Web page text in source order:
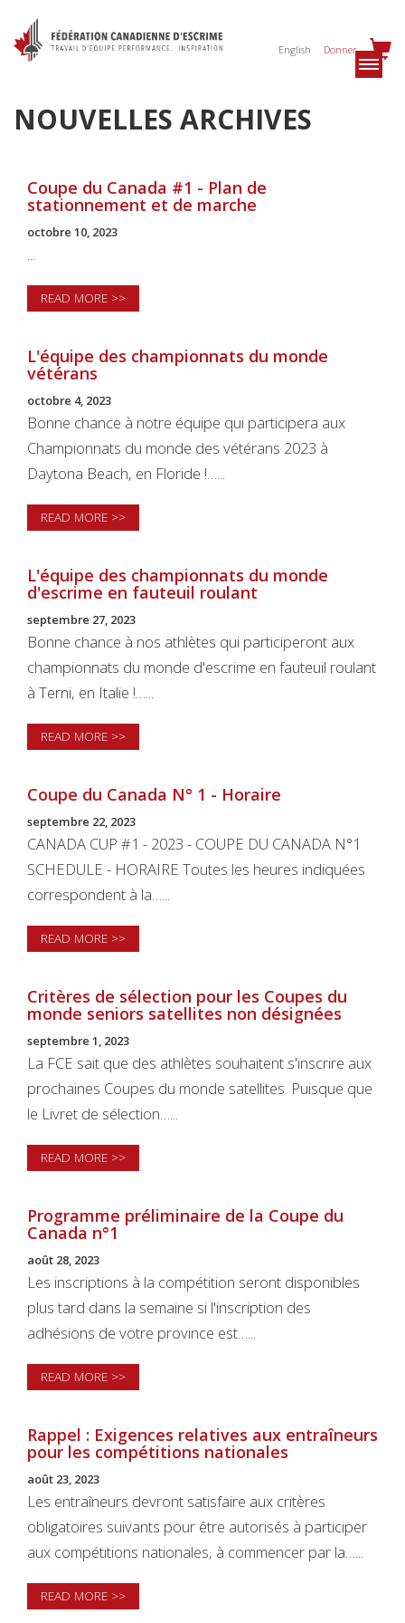
English Donner
NOUVELLES ARCHIVES
Coupe du Canada #1 - Plan de
stationnement et de marche
octobre 10, 2023
...
READ MORE >>
L'équipe des championnats du monde
vétérans
octobre 4, 2023
Bonne chance à notre équipe qui participera aux
Championnats du monde des vétérans 2023 à
Daytona Beach, en Floride !…...
READ MORE >>
L'équipe des championnats du monde
d'escrime en fauteuil roulant
septembre 27, 2023
Bonne chance à nos athlètes qui participeront aux
championnats du monde d'escrime en fauteuil roulant
à Terni, en Italie !…...
READ MORE >>
Coupe du Canada N° 1 - Horaire
septembre 22, 2023
CANADA CUP #1 - 2023 - COUPE DU CANADA N°1
SCHEDULE - HORAIRE Toutes les heures indiquées
correspondent à la…...
READ MORE >>
Critères de sélection pour les Coupes du
monde seniors satellites non désignées
septembre 1, 2023
La FCE sait que des athlètes souhaitent s'inscrire aux
prochaines Coupes du monde satellites. Puisque que
le Livret de sélection…...
READ MORE >>
Programme préliminaire de la Coupe du
Canada n°1
août 28, 2023
Les inscriptions à la compétition seront disponibles
plus tard dans la semaine si l'inscription des
adhésions de votre province est…...
READ MORE >>
Rappel : Exigences relatives aux entraîneurs
pour les compétitions nationales
août 23, 2023
Les entraîneurs devront satisfaire aux critères
obligatoires suivants pour être autorisés à participer
aux compétitions nationales, à commencer par la…...
READ MORE >>